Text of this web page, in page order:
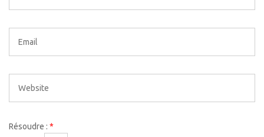
Résoudre : *